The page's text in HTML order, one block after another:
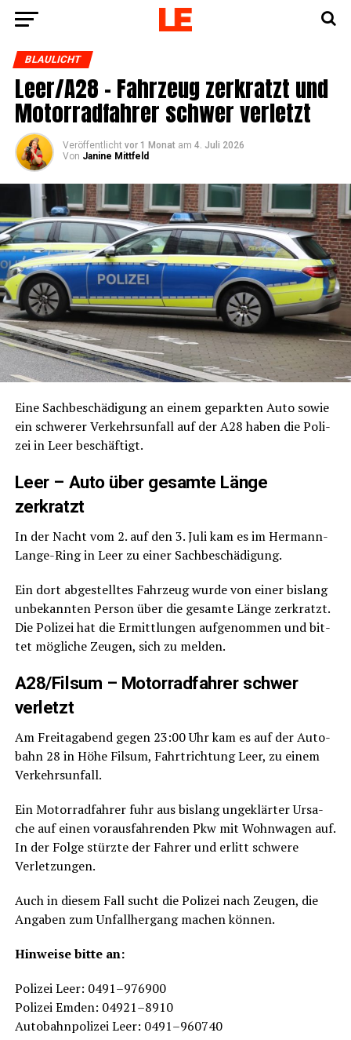
BLAULICHT
Leer/A28 – Fahr­zeug zer­kratzt und
Motor­rad­fah­rer schwer verletzt
Veröffentlicht vor 1 Monat am 4. Juli 2026
Von Janine Mittfeld
Eine Sach­be­schä­di­gung an einem gepark­ten Auto sowie
ein schwe­rer Ver­kehrs­un­fall auf der A28 haben die Poli­
zei in Leer beschäftigt.
Leer – Auto über gesam­te Län­ge
zerkratzt
In der Nacht vom 2. auf den 3. Juli kam es im Her­mann-
Lan­ge-Ring in Leer zu einer Sachbeschädigung.
Ein dort abge­stell­tes Fahr­zeug wur­de von einer bis­lang
unbe­kann­ten Per­son über die gesam­te Län­ge zer­kratzt.
Die Poli­zei hat die Ermitt­lun­gen auf­ge­nom­men und bit­
tet mög­li­che Zeu­gen, sich zu melden.
A28/Filsum – Motor­rad­fah­rer schwer
verletzt
Am Frei­tag­abend gegen 23:00 Uhr kam es auf der Auto­
bahn 28 in Höhe Fils­um, Fahrt­rich­tung Leer, zu einem
Verkehrsunfall.
Ein Motor­rad­fah­rer fuhr aus bis­lang unge­klär­ter Ursa­
che auf einen vor­aus­fah­ren­den Pkw mit Wohn­wa­gen auf.
In der Fol­ge stürz­te der Fah­rer und erlitt schwe­re
Verletzungen.
Auch in die­sem Fall sucht die Poli­zei nach Zeu­gen, die
Anga­ben zum Unfall­her­gang machen können.
Hin­wei­se bit­te an:
Poli­zei Leer: 0491–976900
Poli­zei Emden: 04921–8910
Auto­bahn­po­li­zei Leer: 0491–960740